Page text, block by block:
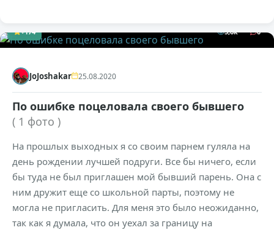
+174 5,6к 0
JoJoshakar 25.08.2020
По ошибке поцеловала своего бывшего
( 1 фото )
На прошлых выходных я со своим парнем гуляла на
день рождении лучшей подруги. Все бы ничего, если
бы туда не был приглашен мой бывший парень. Она с
ним дружит еще со школьной парты, поэтому не
могла не пригласить. Для меня это было неожиданно,
так как я думала, что он уехал за границу на